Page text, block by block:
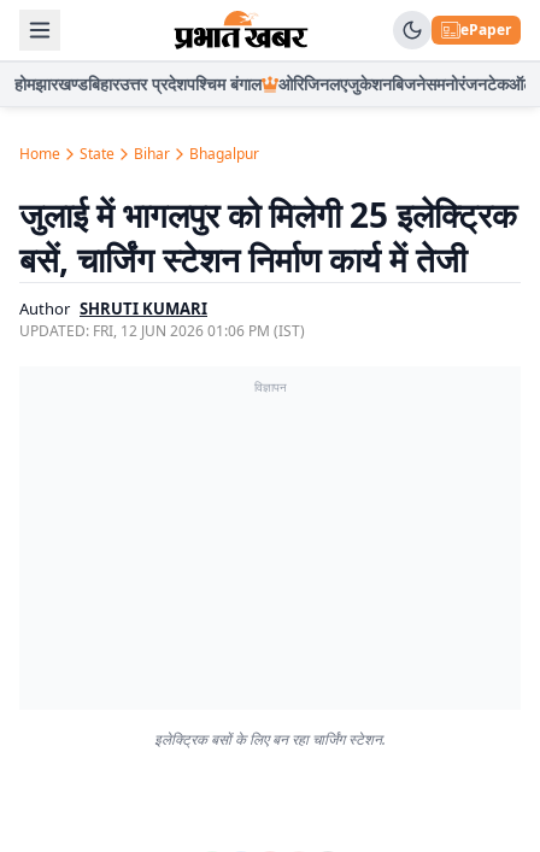
ePaper
होमझारखण्डबिहारउत्तर प्रदेशपश्चिम बंगाल ओरिजिनलएजुकेशनबिजनेसमनोरंजनटेकऑटो
Home State Bihar Bhagalpur
जुलाई में भागलपुर को मिलेगी 25 इलेक्ट्रिक
बसें, चार्जिंग स्टेशन निर्माण कार्य में तेजी
Author SHRUTI KUMARI
UPDATED: FRI, 12 JUN 2026 01:06 PM (IST)
विज्ञापन
इलेक्ट्रिक बसों के लिए बन रहा चार्जिंग स्टेशन.